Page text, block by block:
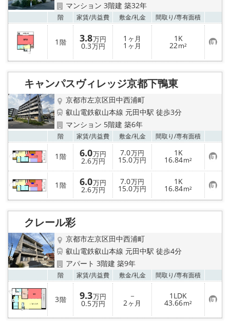
ハウスメーカー施工特集！
路線·駅から探す
IT重説について
スタッフ紹介
賃貸管理の北白川店
店舗情報·アクセス
会社概要
メールでお問い合わせ
マンション 3階建 築32年
階 家賃/共益費 敷金/礼金 間取り/専有面積
1 階 3.8万円
0.3万円
1 ヶ月
1 ヶ月
1K
22m² お
気
に
り
キャンパスヴィレッジ京都下鴨東
京都市左京区田中西浦町
叡山電鉄叡山本線 元田中駅 徒歩3分
マンション 5階建 築6年
階 家賃/共益費 敷金/礼金 間取り/専有面積
1 階 6.0万円
2.6万円
7.0万円
15.0万円
1K
16.84m² お
気
に
入
り
登
録
1 階 6.0万円
2.6万円
7.0万円
15.0万円
1K
16.84m² お
気
に
入
クレール彩
京都市左京区田中西浦町
叡山電鉄叡山本線 元田中駅 徒歩4分
アパート 3階建 築9年
階 家賃/共益費 敷金/礼金 間取り/専有面積
3階 9.3万円
0.5万円
－
2ヶ月
1LDK
43.66m² お
気
に